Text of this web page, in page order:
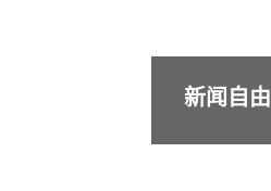
新闻自由